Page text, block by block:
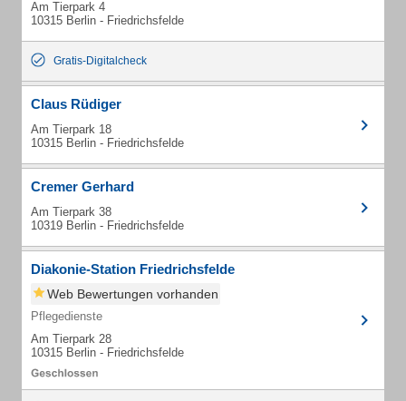
Am Tierpark 4
10315 Berlin - Friedrichsfelde
Gratis-Digitalcheck
Claus Rüdiger
Am Tierpark 18
10315 Berlin - Friedrichsfelde
Cremer Gerhard
Am Tierpark 38
10319 Berlin - Friedrichsfelde
Diakonie-Station Friedrichsfelde
Web Bewertungen vorhanden
Pflegedienste
Am Tierpark 28
10315 Berlin - Friedrichsfelde